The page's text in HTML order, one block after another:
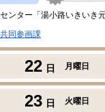
ンター「湯小路いきいき
同参画課
22 日 月曜日
23 日 火曜日